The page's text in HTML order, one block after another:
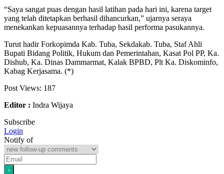
“Saya sangat puas dengan hasil latihan pada hari ini, karena target
yang telah ditetapkan berhasil dihancurkan,” ujarnya seraya
menekankan kepuasannya terhadap hasil performa pasukannya.
Turut hadir Forkopimda Kab. Tuba, Sekdakab. Tuba, Staf Ahli
Bupati Bidang Politik, Hukum dan Pemerintahan, Kasat Pol PP, Ka.
Dishub, Ka. Dinas Dammarmat, Kalak BPBD, Plt Ka. Diskominfo,
Kabag Kerjasama. (*)
Post Views: 187
Editor : Indra Wijaya
Subscribe
Login
Notify of